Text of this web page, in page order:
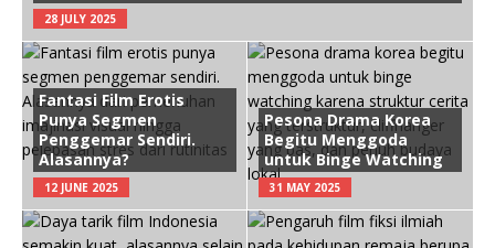
28 JULY 2025
Fantasi Film Erotis
Punya Segmen
Penggemar Sendiri.
Alasannya?
12 JUNE 2025
Pesona Drama Korea
Begitu Menggoda
untuk Binge Watching
31 MAY 2025